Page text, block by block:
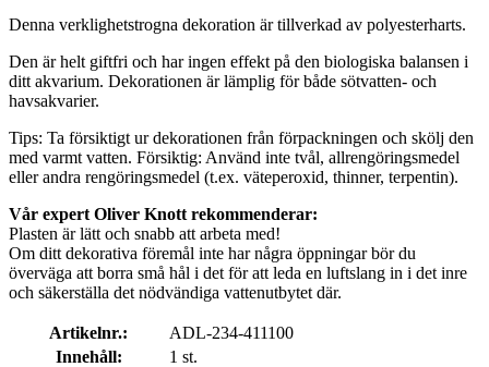
Denna verklighetstrogna dekoration är tillverkad av polyesterharts.
Den är helt giftfri och har ingen effekt på den biologiska balansen i
ditt akvarium. Dekorationen är lämplig för både sötvatten- och
havsakvarier.
Tips: Ta försiktigt ur dekorationen från förpackningen och skölj den
med varmt vatten. Försiktig: Använd inte tvål, allrengöringsmedel
eller andra rengöringsmedel (t.ex. väteperoxid, thinner, terpentin).
Vår expert Oliver Knott rekommenderar:
Plasten är lätt och snabb att arbeta med!
Om ditt dekorativa föremål inte har några öppningar bör du
överväga att borra små hål i det för att leda en luftslang in i det inre
och säkerställa det nödvändiga vattenutbytet där.
Artikelnr.:
ADL-234-411100
Innehåll:
1 st.